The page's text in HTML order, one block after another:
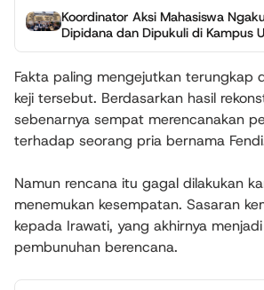
Koordinator Aksi Mahasiswa
Dipidana dan Dipukuli di Kampus
Fakta paling mengejutkan terungkap
keji tersebut. Berdasarkan hasil
sebenarnya sempat merencanakan
terhadap seorang pria bernama
Namun rencana itu gagal dilakukan
menemukan kesempatan. Sasaran
kepada Irawati, yang akhirnya
pembunuhan berencana.